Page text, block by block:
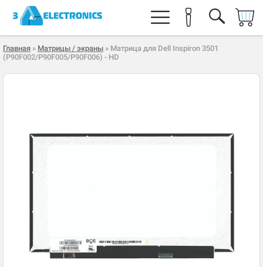
Главная » Матрицы / экраны » Матрица для Dell Inspiron 3501
(P90F002/P90F005/P90F006) - HD